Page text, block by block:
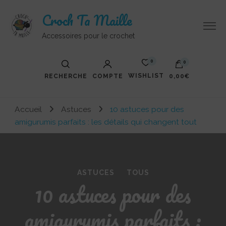
Croch Ta Maille
Accessoires pour le crochet
RECHERCHE COMPTE
0
WISHLIST
0
0,00€
Accueil Astuces
10 astuces pour des
amigurumis parfaits : les détails qui changent tout
ASTUCES TOUS
10 astuces pour des